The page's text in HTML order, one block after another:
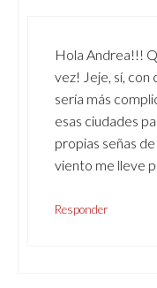
Hola Andrea!!!
vez! Jeje, sí, con
sería más
esas ciudades
propias señas
viento me lleve
Responder